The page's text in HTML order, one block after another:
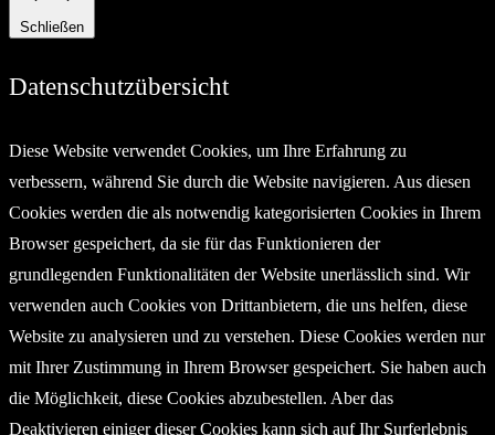
Schließen
Datenschutzübersicht
Diese Website verwendet Cookies, um Ihre Erfahrung zu
verbessern, während Sie durch die Website navigieren. Aus diesen
Cookies werden die als notwendig kategorisierten Cookies in Ihrem
Browser gespeichert, da sie für das Funktionieren der
grundlegenden Funktionalitäten der Website unerlässlich sind. Wir
verwenden auch Cookies von Drittanbietern, die uns helfen, diese
Website zu analysieren und zu verstehen. Diese Cookies werden nur
mit Ihrer Zustimmung in Ihrem Browser gespeichert. Sie haben auch
die Möglichkeit, diese Cookies abzubestellen. Aber das
Deaktivieren einiger dieser Cookies kann sich auf Ihr Surferlebnis